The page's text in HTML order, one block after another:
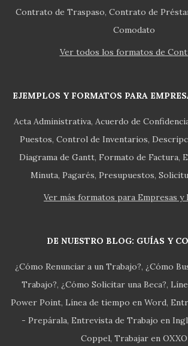
Contrato de Traspaso Contrato de
Comodato
Ver todos los formatos de
EJEMPLOS Y FORMATOS PARA
Acta Administrativa Acuerdo de
Puestos Control de Inventarios
Diagrama de Gantt Formato de Factura
Minuta Pagarés Presupuestos
Ver más formatos para Empresas y
DE NUESTRO BLOG: GUÍAS Y
¿Cómo Renunciar a un Trabajo? ¿Cómo
Trabajo? ¿Cómo Solicitar una Beca?
Power Point Línea de tiempo en Word
- Prepárala Entrevista de Trabajo en
Coppel Trabajar en OXXO